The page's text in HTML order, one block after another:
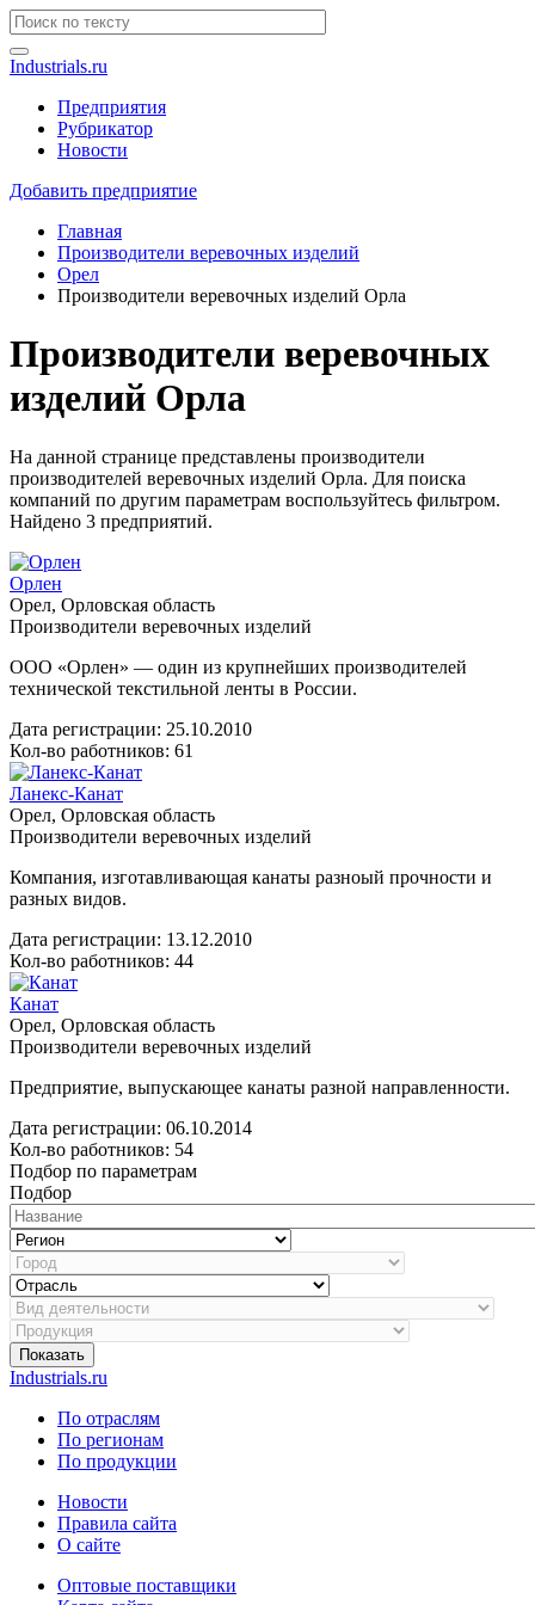
Industrials.ru
Предприятия
Рубрикатор
Новости
Добавить предприятие
Главная
Производители веревочных изделий
Орел
Производители веревочных изделий Орла
Производители веревочных
изделий Орла
На данной странице представлены производители
производителей веревочных изделий Орла. Для поиска
компаний по другим параметрам воспользуйтесь фильтром.
Найдено 3 предприятий.
Орлен
Орел, Орловская область
Производители веревочных изделий
ООО «Орлен» — один из крупнейших производителей
технической текстильной ленты в России.
Дата регистрации: 25.10.2010
Кол-во работников: 61
Ланекс-Канат
Орел, Орловская область
Производители веревочных изделий
Компания, изготавливающая канаты разноый прочности и
разных видов.
Дата регистрации: 13.12.2010
Кол-во работников: 44
Канат
Орел, Орловская область
Производители веревочных изделий
Предприятие, выпускающее канаты разной направленности.
Дата регистрации: 06.10.2014
Кол-во работников: 54
Подбор по параметрам
Подбор
Показать
Industrials.ru
По отраслям
По регионам
По продукции
Новости
Правила сайта
О сайте
Оптовые поставщики